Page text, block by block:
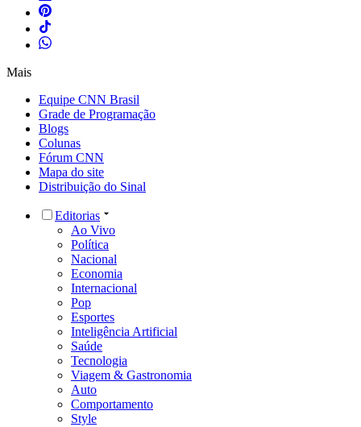
Mais
Equipe CNN Brasil
Grade de Programação
Blogs
Colunas
Fórum CNN
Mapa do site
Distribuição do Sinal
Editorias
Ao Vivo
Política
Nacional
Economia
Internacional
Pop
Esportes
Inteligência Artificial
Saúde
Tecnologia
Viagem & Gastronomia
Auto
Comportamento
Style